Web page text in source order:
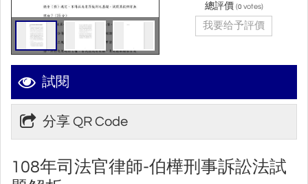
試閱
分享 QR Code
108年司法官律師-伯樺刑事訴訟法試
總評價 (0 votes)
我要给予評價